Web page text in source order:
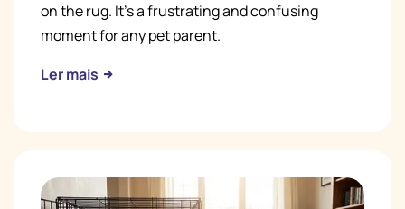
on the rug. It’s a frustrating and confusing
moment for any pet parent.
Ler mais